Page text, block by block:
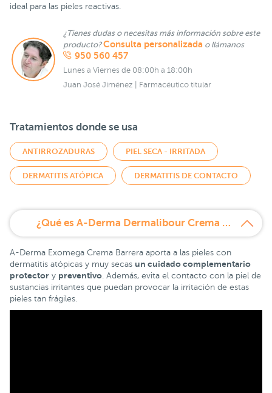
ideal para las pieles reactivas.
¿Tienes dudas o necesitas más información sobre este
producto?Consulta personalizada o llámanos
950 560 457
Lunes a Viernes de 08:00h a 18:00h
Juan José Jiménez | Farmacéutico titular
Tratamientos donde se usa
ANTIRROZADURAS PIEL SECA - IRRITADA
DERMATITIS ATÓPICA DERMATITIS DE CONTACTO
¿Qué es A-Derma Dermalibour Crema Barrera 100 ml?
A-Derma Exomega Crema Barrera aporta a las pieles con
dermatitis atópicas y muy secas un cuidado complementario
protector y preventivo . Además, evita el contacto con la piel de
sustancias irritantes que puedan provocar la irritación de estas
pieles tan frágiles.